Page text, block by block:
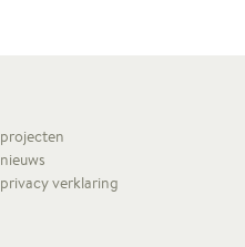
projecten
nieuws
privacy verklaring